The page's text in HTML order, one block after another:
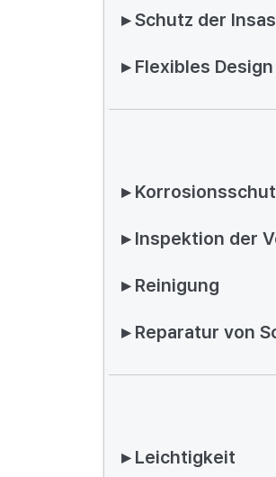
▸ Schutz der
▸ Flexibles Design
▸
▸ Inspektion der
▸ Reinigung
▸ Reparatur von
▸ Leichtigkeit